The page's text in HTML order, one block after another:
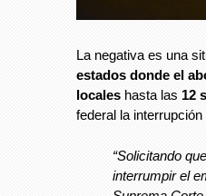
La negativa es una
estados donde el
locales hasta las 12
federal la
“Solicitando
interrumpir el